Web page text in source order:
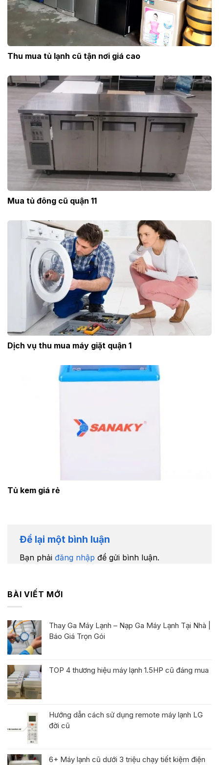
Thu mua tủ lạnh cũ tận nơi giá cao
Mua tủ đông cũ quận 11
Dịch vụ thu mua máy giặt quận 1
Tủ kem giá rẻ
Để lại một bình luận
Bạn phải đăng nhập để gửi bình luận.
BÀI VIẾT MỚI
Thay Ga Máy Lạnh – Nạp Ga Máy Lạnh Tại Nhà |
Báo Giá Trọn Gói
TOP 4 thương hiệu máy lạnh 1.5HP cũ đáng mua
Hướng dẫn cách sử dụng remote máy lạnh LG
đời cũ
6+ Máy lạnh cũ dưới 3 triệu chạy tiết kiệm điện